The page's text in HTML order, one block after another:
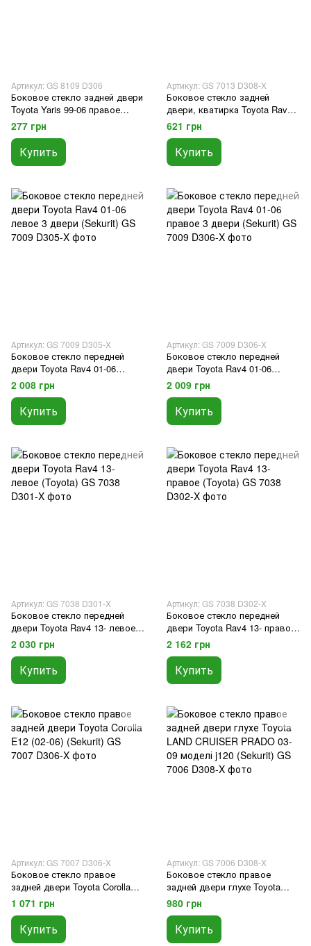
Артикул: GS 8109 D306
Боковое стекло задней двери
Toyota Yaris 99-06 правое
(XYG)
277 грн
Купить
Артикул: GS 7013 D308-X
Боковое стекло задней
двери, кватирка Toyota Rav4
06-12 правое (Sekurit)
621 грн
Купить
Артикул: GS 7009 D305-X
Боковое стекло передней
двери Toyota Rav4 01-06
левое 3 двери (Sekurit)
2 008 грн
Купить
Артикул: GS 7009 D306-X
Боковое стекло передней
двери Toyota Rav4 01-06
правое 3 двери (Sekurit)
2 009 грн
Купить
Артикул: GS 7038 D301-X
Боковое стекло передней
двери Toyota Rav4 13- левое
(Toyota)
2 030 грн
Купить
Артикул: GS 7038 D302-X
Боковое стекло передней
двери Toyota Rav4 13- правое
(Toyota)
2 162 грн
Купить
Артикул: GS 7007 D306-X
Боковое стекло правое
задней двери Toyota Corolla
E12 (02-06) (Sekurit)
1 071 грн
Купить
Артикул: GS 7006 D308-X
Боковое стекло правое
задней двери глухе Toyota
LAND CRUISER PRADO 03-09
моделі j120 (Sekurit)
980 грн
Купить